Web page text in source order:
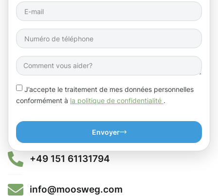
J’accepte le traitement de mes données personnelles
conformément à la politique de confidentialité .
Envoyer
+49 151 61131794
info@moosweg.com